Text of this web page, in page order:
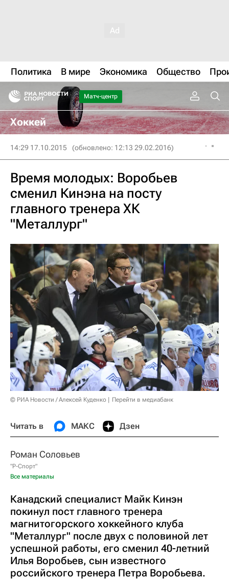
Политика В мире Экономика Общество
Матч-центр
Хоккей
14:29 17.10.2015 (обновлено: 12:13 29.02.2016)
Время молодых: Воробьев
сменил Кинэна на посту
главного тренера ХК
"Металлург"
© РИА Новости / Алексей Куденко Перейти в медиабанк
Читать в МАКС Дзен
Роман Соловьев
"Р-Спорт"
Все материалы
Канадский специалист Майк Кинэн
покинул пост главного тренера
магнитогорского хоккейного клуба
"Металлург" после двух с половиной лет
успешной работы, его сменил 40-летний
Илья Воробьев, сын известного
российского тренера Петра Воробьева.